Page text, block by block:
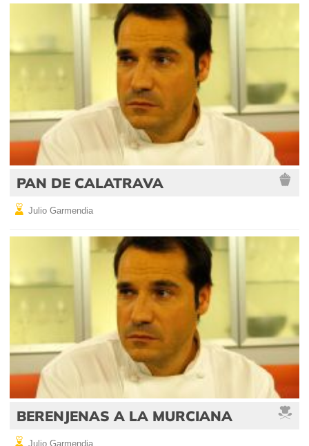
PAN DE CALATRAVA
Julio Garmendia
BERENJENAS A LA MURCIANA
Julio Garmendia